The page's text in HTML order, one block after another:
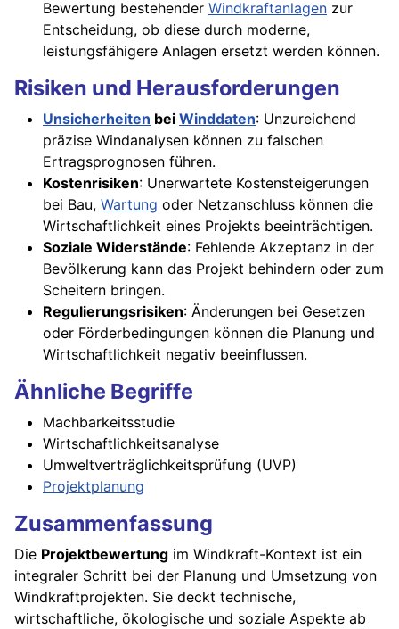
Bewertung bestehender Windkraftanlagen zur
Entscheidung, ob diese durch moderne,
leistungsfähigere Anlagen ersetzt werden können.
Risiken und Herausforderungen
Unsicherheiten bei Winddaten: Unzureichend
präzise Windanalysen können zu falschen
Ertragsprognosen führen.
Kostenrisiken: Unerwartete Kostensteigerungen
bei Bau, Wartung oder Netzanschluss können die
Wirtschaftlichkeit eines Projekts beeinträchtigen.
Soziale Widerstände: Fehlende Akzeptanz in der
Bevölkerung kann das Projekt behindern oder zum
Scheitern bringen.
Regulierungsrisiken: Änderungen bei Gesetzen
oder Förderbedingungen können die Planung und
Wirtschaftlichkeit negativ beeinflussen.
Ähnliche Begriffe
Machbarkeitsstudie
Wirtschaftlichkeitsanalyse
Umweltverträglichkeitsprüfung (UVP)
Projektplanung
Zusammenfassung
Die Projektbewertung im Windkraft-Kontext ist ein
integraler Schritt bei der Planung und Umsetzung von
Windkraftprojekten. Sie deckt technische,
wirtschaftliche, ökologische und soziale Aspekte ab